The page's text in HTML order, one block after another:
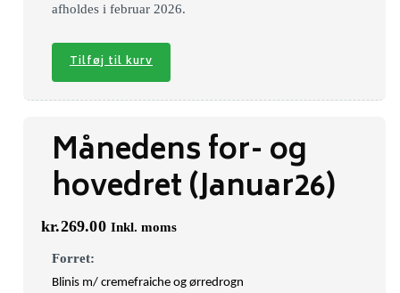
afholdes i februar 2026.
Tilføj til kurv
Månedens for- og
hovedret (Januar26)
kr.269.00 Inkl. moms
Forret:
Blinis m/ cremefraiche og ørredrogn